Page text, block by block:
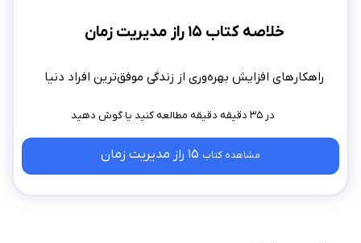
خلاصه کتاب ۱۵ راز مدیریت زمان
راهکارهای افزایش بهره‌وری از زندگی موفق‌ترین افراد دنیا
در ۳۵ دقیقه دقیقه مطالعه کنید
مشاهده کتاب